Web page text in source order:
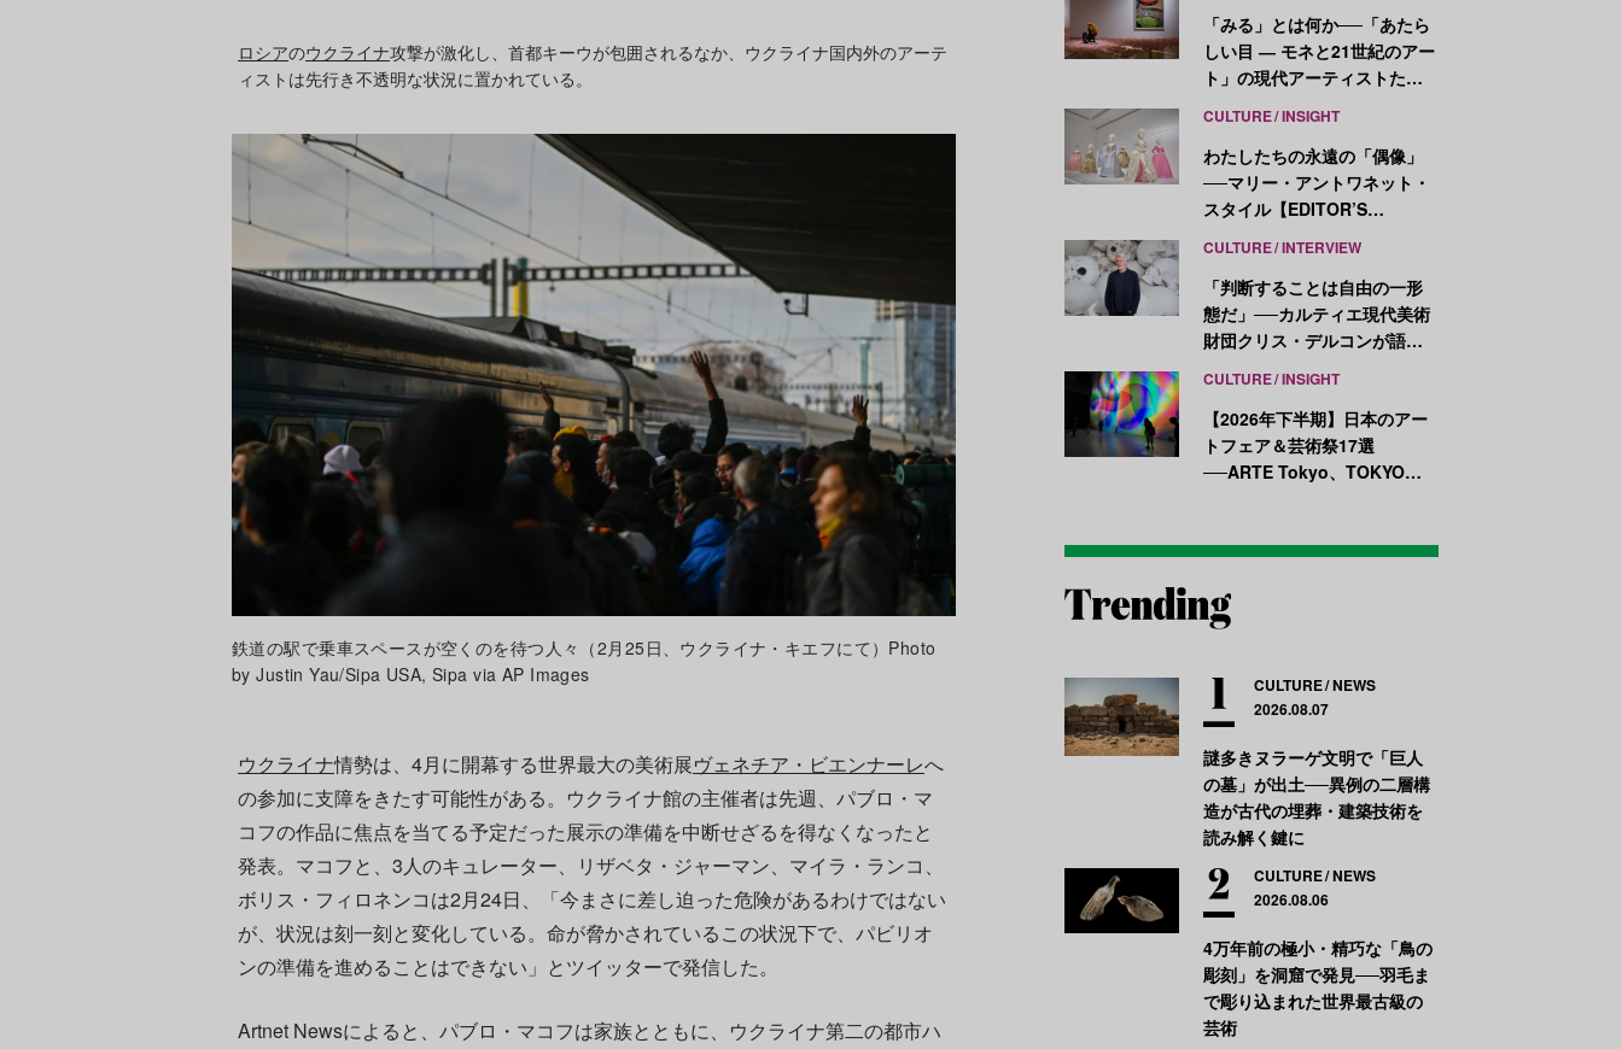
ロシアのウクライナ攻撃が激化し、首都キーウが包囲されるなか、ウクライナ国内外のアーテ
ィストは先行き不透明な状況に置かれている。
鉄道の駅で乗車スペースが空くのを待つ人々（2月25日、ウクライナ・キエフにて）Photo
by Justin Yau/Sipa USA, Sipa via AP Images
ウクライナ情勢は、4月に開幕する世界最大の美術展ヴェネチア・ビエンナーレへ
の参加に支障をきたす可能性がある。ウクライナ館の主催者は先週、パブロ・マ
コフの作品に焦点を当てる予定だった展示の準備を中断せざるを得なくなったと
発表。マコフと、3人のキュレーター、リザベタ・ジャーマン、マイラ・ランコ、
ボリス・フィロネンコは2月24日、「今まさに差し迫った危険があるわけではない
が、状況は刻一刻と変化している。命が脅かされているこの状況下で、パビリオ
ンの準備を進めることはできない」とツイッターで発信した。
Artnet Newsによると、パブロ・マコフは家族とともに、ウクライナ第二の都市ハ
「みる」とは何か──「あたら
しい目 ― モネと21世紀のアー
ト」の現代アーティストたち
CULTURE INSIGHT
わたしたちの永遠の「偶像」
──マリー・アントワネット・
スタイル【EDITOR’S
CULTURE INTERVIEW
「判断することは自由の一形
態だ」──カルティエ現代美術
財団クリス・デルコンが語
CULTURE INSIGHT
【2026年下半期】日本のアー
トフェア＆芸術祭17選
──ARTE Tokyo、TOKYO
CULTURE NEWS
2026.08.07
謎多きヌラーゲ文明で「巨人
の墓」が出土──異例の二層構
造が古代の埋葬・建築技術を
読み解く鍵に
CULTURE NEWS
2026.08.06
4万年前の極小・精巧な「鳥の
彫刻」を洞窟で発見──羽毛ま
で彫り込まれた世界最古級の
芸術